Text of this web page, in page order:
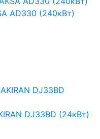
AD330 (240кВт)
DJ33BD (24кВт)